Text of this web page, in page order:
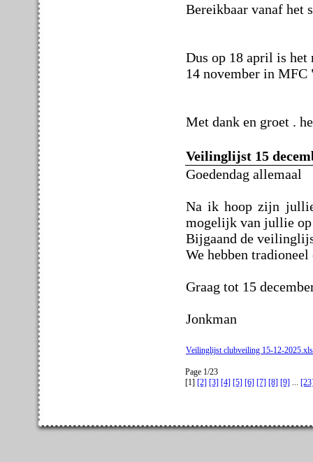
Bereikbaar vanaf het
Dus op 18 april is het
14 november in MFC
Met dank en groet .
Veilinglijst 15
Goedendag allemaal
Na ik hoop zijn
mogelijk van jullie op
Bijgaand de
We hebben
Graag tot 15
Jonkman
Veilinglijst clubveiling 15-12-
Page 1/23
[1] [2] [3] [4] [5] [6] [7] [8] [9]